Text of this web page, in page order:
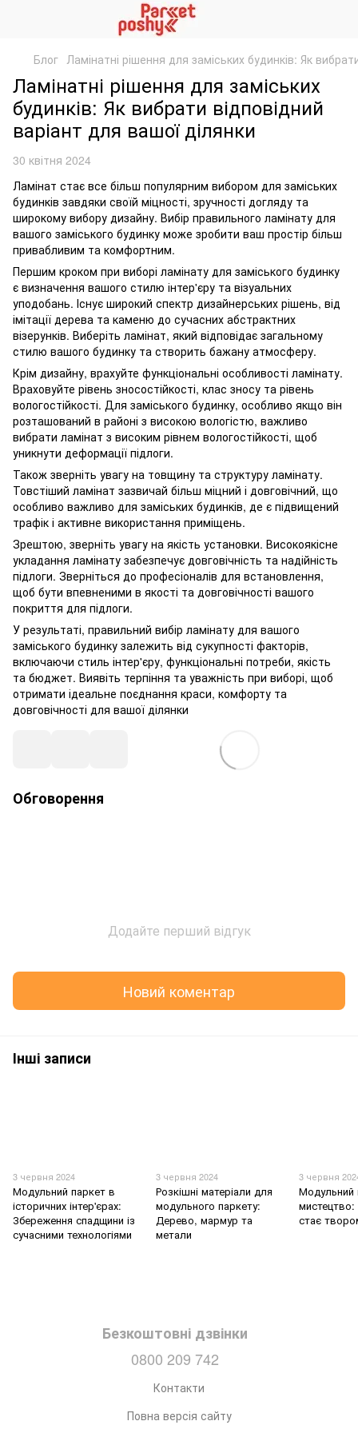
Блог Ламінатні рішення для заміських будинків: Як
Ламінатні рішення для заміських
будинків: Як вибрати відповідний
варіант для вашої ділянки
30 квітня 2024
Ламінат стає все більш популярним вибором для заміських
будинків завдяки своїй міцності, зручності догляду та
широкому вибору дизайну. Вибір правильного ламінату для
вашого заміського будинку може зробити ваш простір більш
привабливим та комфортним.
Першим кроком при виборі ламінату для заміського будинку
є визначення вашого стилю інтер'єру та візуальних
уподобань. Існує широкий спектр дизайнерських рішень, від
імітації дерева та каменю до сучасних абстрактних
візерунків. Виберіть ламінат, який відповідає загальному
стилю вашого будинку та створить бажану атмосферу.
Крім дизайну, врахуйте функціональні особливості ламінату.
Враховуйте рівень зносостійкості, клас зносу та рівень
вологостійкості. Для заміського будинку, особливо якщо він
розташований в районі з високою вологістю, важливо
вибрати ламінат з високим рівнем вологостійкості, щоб
уникнути деформації підлоги.
Також зверніть увагу на товщину та структуру ламінату.
Товстіший ламінат зазвичай більш міцний і довговічний, що
особливо важливо для заміських будинків, де є підвищений
трафік і активне використання приміщень.
Зрештою, зверніть увагу на якість установки. Високоякісне
укладання ламінату забезпечує довговічність та надійність
підлоги. Зверніться до професіоналів для встановлення,
щоб бути впевненими в якості та довговічності вашого
покриття для підлоги.
У результаті, правильний вибір ламінату для вашого
заміського будинку залежить від сукупності факторів,
включаючи стиль інтер'єру, функціональні потреби, якість
та бюджет. Виявіть терпіння та уважність при виборі, щоб
отримати ідеальне поєднання краси, комфорту та
довговічності для вашої ділянки
Обговорення
Додайте перший відгук
Новий коментар
Інші записи
3 червня 2024
Модульний паркет в
історичних інтер'єрах:
Збереження спадщини із
сучасними технологіями
3 червня 2024
Розкішні матеріали для
модульного паркету:
Дерево, мармур та
метали
3 червня
Модульний
мистецтво:
стає
Безкоштовні дзвінки
0800 209 742
Контакти
Повна версія сайту